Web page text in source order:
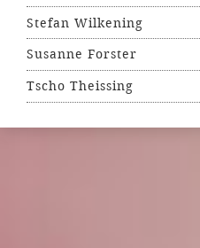
Stefan Wilkening
Susanne Forster
Tscho Theissing